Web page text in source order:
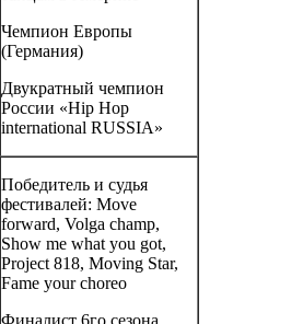
Чемпион Европы
(Германия)
Двукратный чемпион
России «Hip Hop
international RUSSIA»
Победитель и судья
фестивалей: Move
forward, Volga champ,
Show me what you got,
Project 818, Moving Star,
Fame your choreo
Финалист 6го сезона